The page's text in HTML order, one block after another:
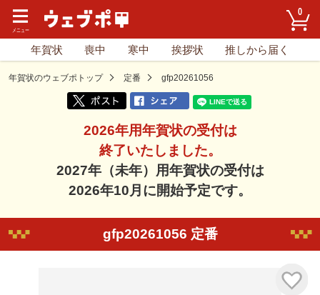
0
年賀状 喪中 寒中 挨拶状 推しから届く
年賀状のウェブポトップ 定番 gfp20261056
2026年用年賀状の受付は
終了いたしました。
2027年（未年）用年賀状の受付は
2026年10月に開始予定です。
gfp20261056 定番